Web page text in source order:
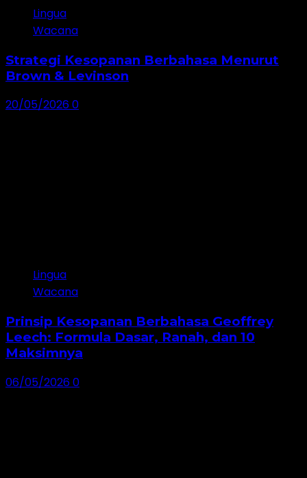
Lingua
Wacana
Strategi Kesopanan Berbahasa Menurut
Brown & Levinson
20/05/20260
Lingua
Wacana
Prinsip Kesopanan Berbahasa Geoffrey
Leech: Formula Dasar, Ranah, dan 10
Maksimnya
06/05/20260